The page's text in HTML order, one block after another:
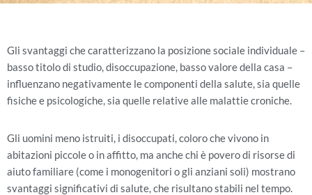
Gli svantaggi che caratterizzano la posizione sociale individuale –
basso titolo di studio, disoccupazione, basso valore della casa –
influenzano negativamente le componenti della salute, sia quelle
fisiche e psicologiche, sia quelle relative alle malattie croniche.
Gli uomini meno istruiti, i disoccupati, coloro che vivono in
abitazioni piccole o in affitto, ma anche chi è povero di risorse di
aiuto familiare (come i monogenitori o gli anziani soli) mostrano
svantaggi significativi di salute, che risultano stabili nel tempo.